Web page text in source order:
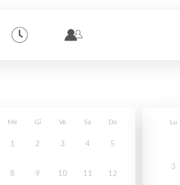
Me Gi Ve Sa Do
1 2 3 4 5
8 9 10 11 12
Lu
3